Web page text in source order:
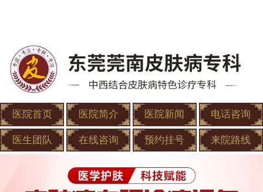
医院首页 医院简介 医院新闻 电话咨询
医生团队 在线咨询 预约挂号 来院路线